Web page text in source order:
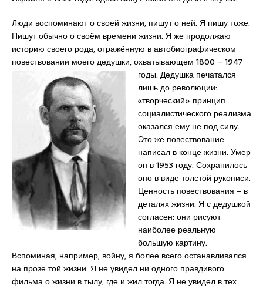
Люди воспоминают о своей жизни, пишут о ней. Я пишу тоже.
Пишут обычно о своём времени жизни. Я же продолжаю
историю своего рода, отражённую в автобиографическом
повествовании моего дедушки, охватывающем 1800 – 1947
годы. Дедушка печатался
лишь до революции:
«творческий» принцип
социалистического реализма
оказался ему не под силу.
Это же повествование
написал в конце жизни. Умер
он в 1953 году. Сохранилось
оно в виде толстой рукописи.
Ценность повествования ‒ в
деталях жизни. Я с дедушкой
согласен: они рисуют
наиболее реальную
большую картину.
Вспоминая, например, войну, я более всего останавливался
на прозе той жизни. Я не увидел ни одного правдивого
фильма о жизни в тылу, где и жил тогда. Я не увидел в тех